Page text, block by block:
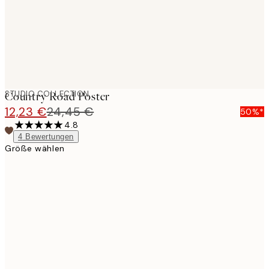
STUDIO COLLECTION
Country Road Poster
12,23 €24,45 €
50%*
4.8
4 Bewertungen
Größe wählen